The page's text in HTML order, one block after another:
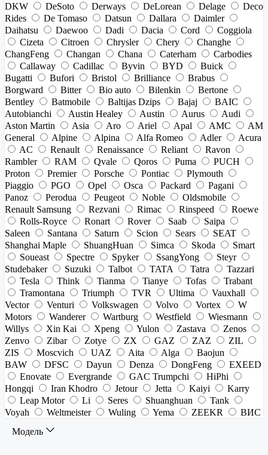
DKW
DeSoto Derways DeLorean Delage
Deco
Rides
De Tomaso Datsun Dallara
Daimler
Daihatsu
Daewoo Dadi Dacia Cord
Coggiola
Cizeta
Citroen Chrysler Chery
Changhe
ChangFeng
Changan Chana Caterham
Carbodies
Callaway
Cadillac Byvin BYD
Buick
Bugatti
Bufori Bristol Brilliance
Brabus
Borgward
Bitter Bio auto Bilenkin
Bertone
Bentley
Batmobile Baltijas Dzips Bajaj
BAIC
Autobianchi
Austin Healey Austin Aurus
Audi
Aston Martin
Asia Aro Ariel Apal AMC
AM
General
Alpine Alpina Alfa Romeo Adler
Acura
AC
Renault Renaissance Reliant
Ravon
Rambler
RAM Qvale Qoros Puma
PUCH
Proton
Premier Porsche Pontiac
Plymouth
Piaggio
PGO Opel Osca Packard
Pagani
Panoz
Perodua Peugeot Noble
Oldsmobile
Renault Samsung
Rezvani Rimac Rinspeed
Roewe
Rolls-Royce
Ronart Rover Saab
Saipa
Saleen
Santana Saturn Scion Sears
SEAT
Shanghai Maple
ShuangHuan Simca Skoda
Smart
Soueast
Spectre Spyker SsangYong
Steyr
Studebaker
Suzuki Talbot TATA Tatra
Tazzari
Tesla
Think Tianma Tianye Tofas
Trabant
Tramontana
Triumph TVR Ultima
Vauxhall
Vector
Venturi Volkswagen Volvo Vortex
W
Motors
Wanderer Wartburg Westfield
Wiesmann
Willys
Xin Kai Xpeng Yulon Zastava
Zenos
Zenvo
Zibar Zotye ZX GAZ ZAZ
ZIL
ZIS
Moscvich UAZ Aita Alga
Baojun
BAW
DFSC Dayun Denza DongFeng
EXEED
Enovate
Evergrande GAC Trumpchi
HiPhi
Hongqi
Iran Khodro Jetour Jetta Kaiyi
Karry
Leap Motor
Li Seres Shuanghuan
Tank
Voyah
Weltmeister Wuling Yema ZEEKR
ВИС
Модель